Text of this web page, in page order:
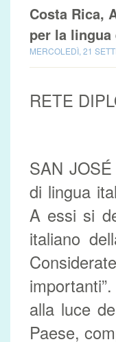
Costa Rica,
per la
MERCOLEDÌ, 21
RETE
SAN
di lingua
A essi si
italiano
alla luce
Paese,